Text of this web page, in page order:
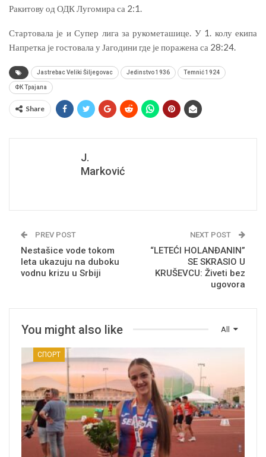
Ракитову од ОДК Лугомира са 2:1.
Стартовала је и Супер лига за рукометашице. У 1. колу екипа
Напретка је гостовала у Јагодини где је поражена са 28:24.
Jastrebac Veliki Šiljegovac Jedinstvo 1936 Temnić 1924
ФК Трајала
Share
J.
Marković
PREV POST
Nestašice vode tokom
leta ukazuju na duboku
vodnu krizu u Srbiji
NEXT POST
“LETEĆI HOLANĐANIN”
SE SKRASIO U
KRUŠEVCU: Živeti bez
ugovora
All
You might also like
СПОРТ